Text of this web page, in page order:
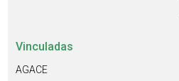
Vinculadas
AGACE